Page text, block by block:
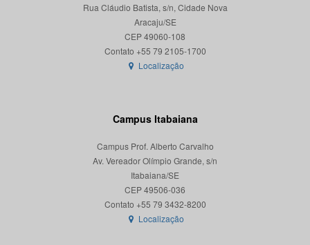
Rua Cláudio Batista, s/n, Cidade Nova
Aracaju/SE
CEP 49060-108
Localização
Campus Itabaiana
Campus Prof. Alberto Carvalho
Av. Vereador Olímpio Grande, s/n
Itabaiana/SE
CEP 49506-036
Localização